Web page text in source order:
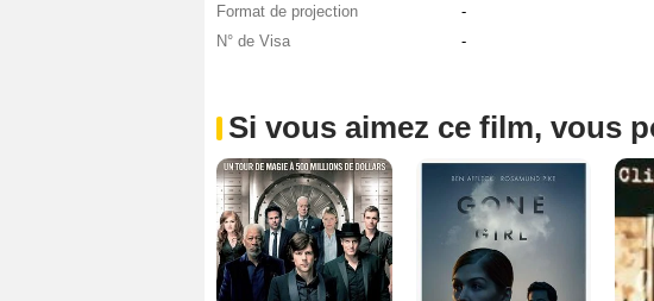
Format de projection
-
N° de Visa
-
Si vous aimez ce film, vous